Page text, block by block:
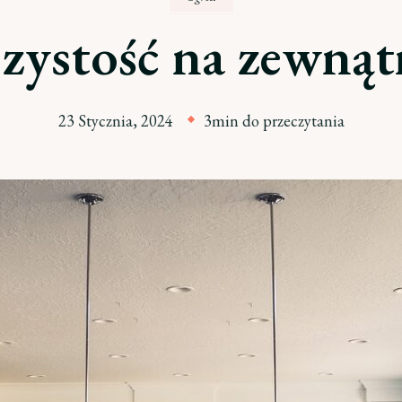
na
23 Stycznia, 2024 3min do przeczytania